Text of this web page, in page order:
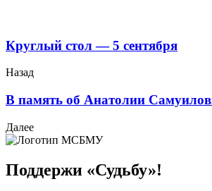
Круглый стол — 5 сентября
Назад
В память об Анатолии
Далее
Поддержи «Судьбу»!